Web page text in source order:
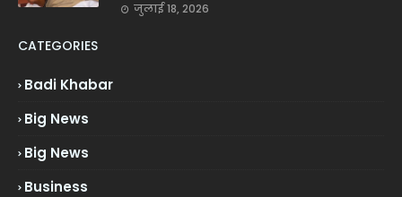
जुलाई 18, 2026
CATEGORIES
Badi Khabar
Big News
Big News
Business